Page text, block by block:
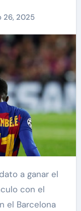
26, 2025
con el
el Barcelona